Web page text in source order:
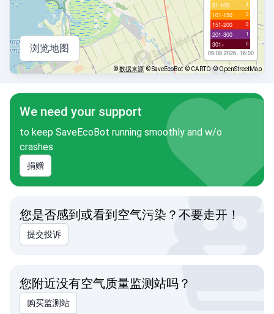
51-100 4
101-150 0
151-200 0
201-300 1
301+ 0
09.08.2026, 16:00
浏览地图
©数据来源 © SaveEcoBot © CARTO © OpenStreetMap
We need your support
to keep SaveEcoBot running smoothly and w/o
crashes
捐赠
您是否感到或看到空气污染？不要走开！
提交投诉
您附近没有空气质量监测站吗？
购买监测站